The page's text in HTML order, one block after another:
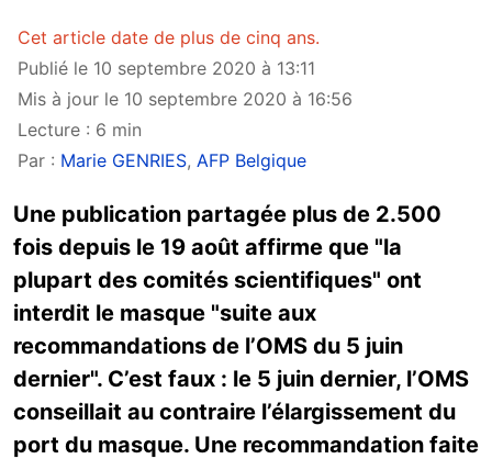
Cet article date de plus de cinq ans.
Publié le 10 septembre 2020 à 13:11
Mis à jour le 10 septembre 2020 à 16:56
Lecture : 6 min
Par : Marie GENRIES, AFP Belgique
Une publication partagée plus de 2.500
fois depuis le 19 août affirme que "la
plupart des comités scientifiques" ont
interdit le masque "suite aux
recommandations de l’OMS du 5 juin
dernier". C’est faux : le 5 juin dernier, l’OMS
conseillait au contraire l’élargissement du
port du masque. Une recommandation faite